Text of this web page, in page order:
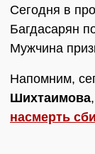
Сегодня в
Багдасарян
Мужчина
Напомним,
Шихтаимова
насмерть